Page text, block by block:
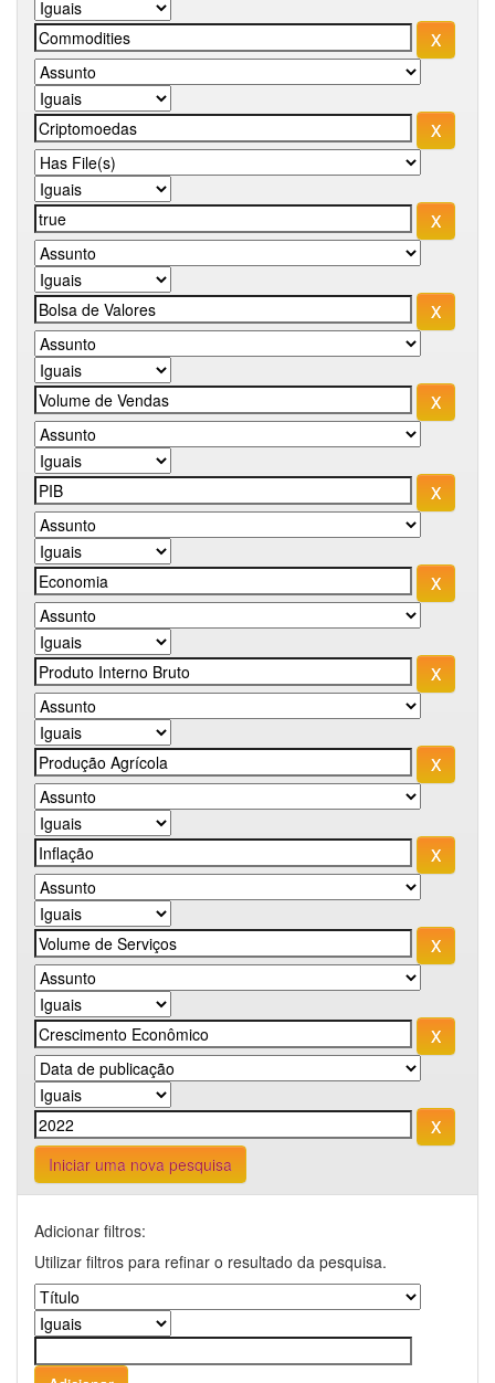
Iniciar uma nova pesquisa
Adicionar filtros:
Utilizar filtros para refinar o resultado da pesquisa.